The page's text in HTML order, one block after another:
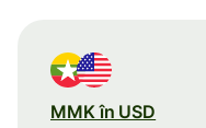
MMK în USD